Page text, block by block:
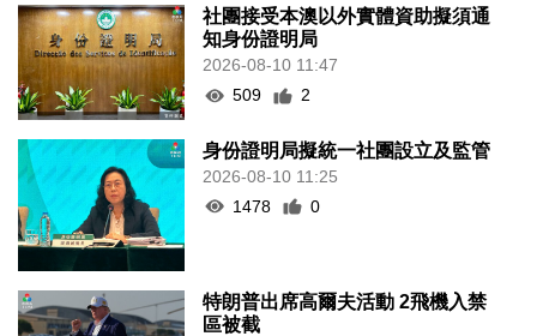
社團接受本澳以外實體資助擬須通
知身份證明局
2026-08-10 11:47
509
2
身份證明局擬統一社團設立及監管
2026-08-10 11:25
1478
0
特朗普出席高爾夫活動 2飛機入禁
區被截